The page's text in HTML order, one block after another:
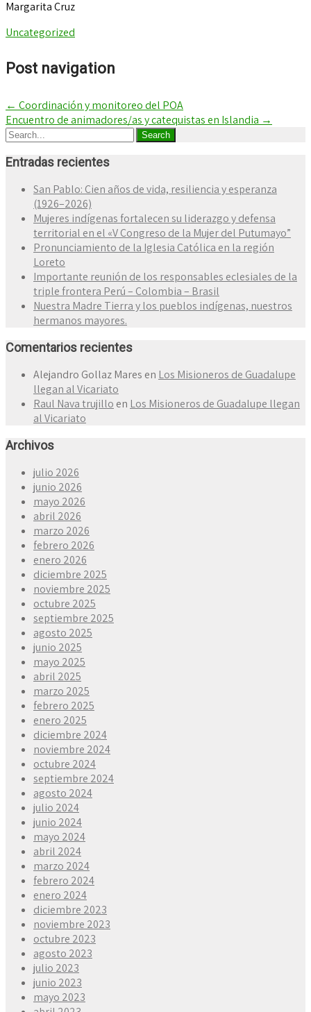
Margarita Cruz
Uncategorized
Post navigation
← Coordinación y monitoreo del POA
Encuentro de animadores/as y catequistas en Islandia →
Entradas recientes
San Pablo: Cien años de vida, resiliencia y esperanza
(1926–2026)
Mujeres indígenas fortalecen su liderazgo y defensa
territorial en el «V Congreso de la Mujer del Putumayo”
Pronunciamiento de la Iglesia Católica en la región
Loreto
Importante reunión de los responsables eclesiales de la
triple frontera Perú – Colombia – Brasil
Nuestra Madre Tierra y los pueblos indígenas, nuestros
hermanos mayores.
Comentarios recientes
Alejandro Gollaz Mares en Los Misioneros de Guadalupe
llegan al Vicariato
Raul Nava trujillo en Los Misioneros de Guadalupe llegan
al Vicariato
Archivos
julio 2026
junio 2026
mayo 2026
abril 2026
marzo 2026
febrero 2026
enero 2026
diciembre 2025
noviembre 2025
octubre 2025
septiembre 2025
agosto 2025
junio 2025
mayo 2025
abril 2025
marzo 2025
febrero 2025
enero 2025
diciembre 2024
noviembre 2024
octubre 2024
septiembre 2024
agosto 2024
julio 2024
junio 2024
mayo 2024
abril 2024
marzo 2024
febrero 2024
enero 2024
diciembre 2023
noviembre 2023
octubre 2023
agosto 2023
julio 2023
junio 2023
mayo 2023